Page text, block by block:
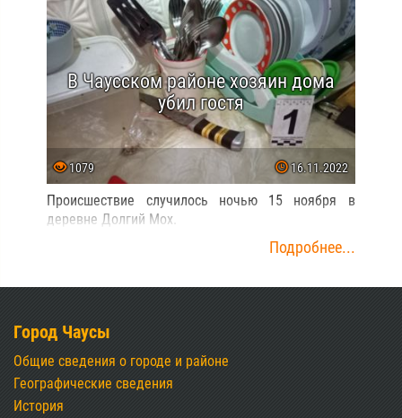
В Чаусском районе хозяин дома
убил гостя
1079 16.11.2022
Происшествие случилось ночью 15 ноября в
деревне Долгий Мох.
Подробнее...
Город Чаусы
Общие сведения о городе и районе
Географические сведения
История